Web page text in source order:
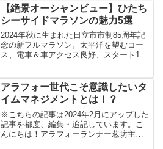
ソンの部に出場してきました！2週連続の
昭和記念公...
【絶景オーシャンビュー】ひたち
シーサイドマラソンの魅力5選
2024年秋に生まれた日立市市制85周年記
念の新フルマラソン。太平洋を望むコー
ス、電車＆車アクセス良好、スタート10
めてみました。
アラフォー世代こそ意識したいタ
イムマネジメントとは！？
※こちらの記事は2024年2月にアップした
記事を都度、編集・追記しています。こ
んにちは！アラフォーランナー葱坊主で